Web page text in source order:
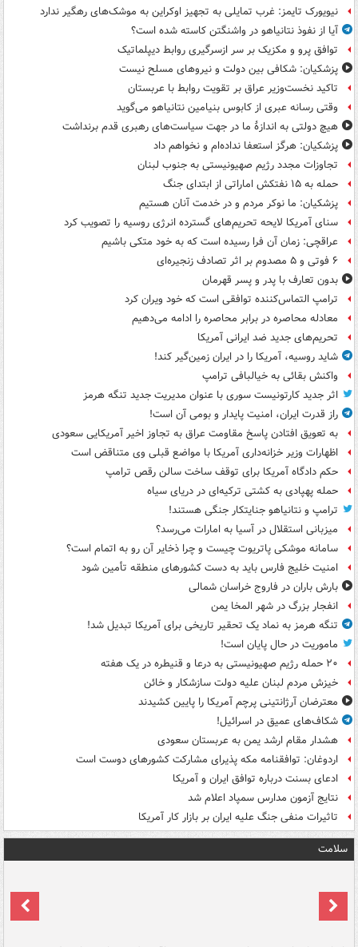
نیویورک تایمز: غرب تمایلی به تجهیز اوکراین به موشک‌های رهگیر ندارد
آیا از نفوذ نتانیاهو در واشنگتن کاسته شده است؟
توافق پرو و مکزیک بر سر ازسرگیری روابط دیپلماتیک
پزشکیان: شکافی بین دولت و نیروهای مسلح نیست
تاکید نخست‌وزیر عراق بر تقویت روابط با عربستان
وقتی رسانه عبری از کابوس بنیامین نتانیاهو می‌گوید
هیچ دولتی به اندازۀ ما در جهت سیاست‌های رهبری قدم برنداشت
پزشکیان: هرگز استعفا نداده‌ام و نخواهم داد
تجاوزات مجدد رژیم صهیونیستی به جنوب لبنان
حمله به ۱۵ نفتکش‌ اماراتی از ابتدای جنگ
پزشکیان: ما نوکر مردم و در خدمت آنان هستیم
سنای آمریکا لایحه تحریم‌های گسترده انرژی روسیه را تصویب کرد
عراقچی: زمان آن فرا رسیده است که به خود متکی باشیم
۶ فوتی و ۵ مصدوم بر اثر تصادف زنجیره‌ای
بدون تعارف با پدر و پسر قهرمان
ترامپ التماس‌کننده توافقی است که خود ویران کرد
معادله محاصره در برابر محاصره را ادامه می‌دهیم
تحریم‌های جدید ضد ایرانی آمریکا
شاید روسیه، آمریکا را در ایران زمین‌گیر کند!
واکنش بقائی به خیالبافی ترامپ
اثر جدید کارتونیست سوری با عنوان مدیریت جدید تنگه هرمز
راز قدرت ایران، امنیت پایدار و بومی آن است!
به تعویق افتادن پاسخ مقاومت عراق به تجاوز اخیر آمریکایی سعودی
اظهارات وزیر خزانه‌داری آمریکا با مواضع قبلی وی متناقض است
حکم دادگاه آمریکا برای توقف ساخت سالن رقص ترامپ
حمله پهپادی به کشتی ترکیه‌ای در دریای سیاه
ترامپ و نتانیاهو جنایتکار جنگی هستند!
میزبانی استقلال در آسیا به امارات می‌رسد؟
سامانه موشکی پاتریوت چیست و چرا ذخایر آن رو به اتمام است؟
امنیت خلیج فارس باید به دست کشورهای منطقه تأمین شود
بارش باران در فاروج خراسان شمالی
انفجار بزرگ در شهر المخا یمن
تنگه هرمز به نماد یک تحقیر تاریخی برای آمریکا تبدیل شد!
ماموریت در حال پایان است!
۲۰ حمله رژیم صهیونیستی به درعا و قنیطره در یک هفته
خیزش مردم لبنان علیه دولت سازشکار و خائن
معترضان آرژانتینی پرچم آمریکا را پایین کشیدند
شکاف‌های عمیق در اسرائیل!
هشدار مقام ارشد یمن به عربستان سعودی
اردوغان: توافقنامه مکه پذیرای مشارکت کشورهای دوست است
ادعای بسنت درباره توافق ایران و آمریکا
نتایج آزمون مدارس سمپاد اعلام شد
تاثیرات منفی جنگ علیه ایران بر بازار کار آمریکا
سلامت